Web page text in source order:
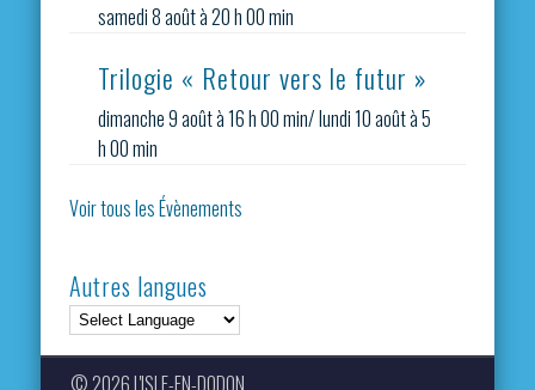
samedi 8 août à 20 h 00 min
Trilogie « Retour vers le futur »
dimanche 9 août à 16 h 00 min/lundi 10 août à 5
h 00 min
Voir tous les Évènements
Autres langues